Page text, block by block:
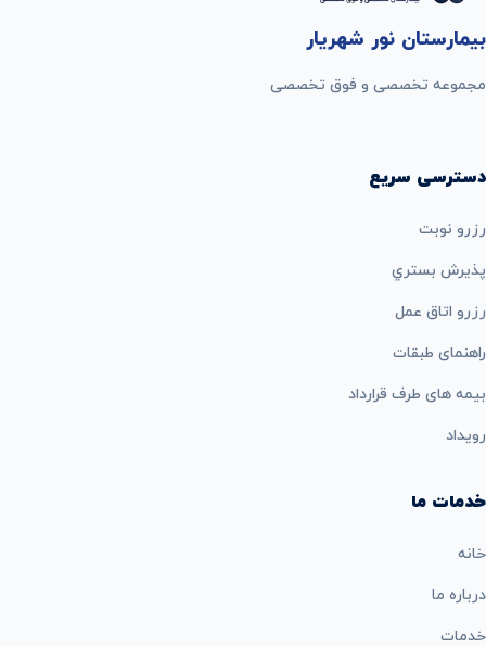
بیمارستان نور شهریار
مجموعه تخصصی و فوق تخصصی
دسترسی سریع
رزرو نوبت
پذيرش بستري
رزرو اتاق عمل
راهنمای طبقات
بيمه های طرف قرارداد
رویداد
خدمات ما
خانه
درباره ما
خدمات